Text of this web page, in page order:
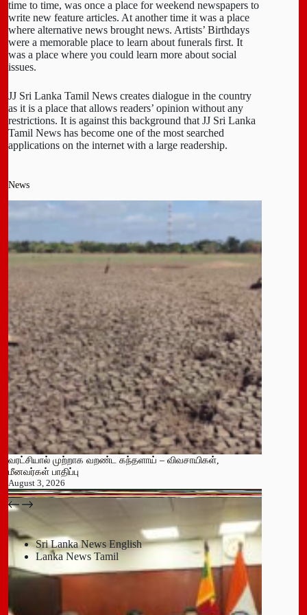
time to time, was once a place for weekend newspapers to
write new feature articles. At another time it was a place
where alternative news brought news. Artists’ Birthdays
were a memorable place to learn about funerals first. It
was a place where you could learn more about social
issues.
JJ Sri Lanka Tamil News creates dialogue in the country
as it is a place that allows readers’ opinion without any
restrictions. It is against this background that JJ Sri Lanka
Tamil News has become one of the most searched
applications on the internet with a large readership.
News
வரட்சியால் முற்றாக வறண்ட கந்தளாய் – விவசாயிகள்,
மீனவர்கள் பாதிப்பு
August 3, 2026
பதுளை மாநகர சபையின் NPP உறுப்பினர் திடீர் ராஜினாமா!
July 14, 2026
Sri Lanka News English
Lanka News Tamil